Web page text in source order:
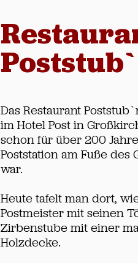
Das Restaurant
im Hotel Post in
schon für über 200
Poststation am Fuße des
war.
Heute tafelt man dort,
Postmeister mit seinen
Zirbenstube mit einer
Holzdecke.